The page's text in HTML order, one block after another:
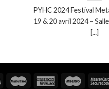
PYHC 2024 Festival
19 & 20 avril 2024 –
[...]